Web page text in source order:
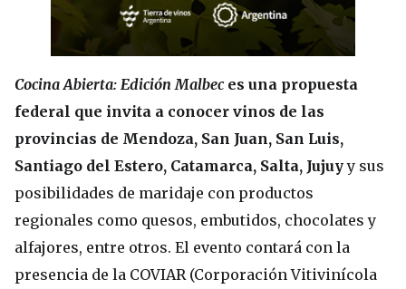
Cocina Abierta: Edición Malbeces una propuesta
federal que invita a conocer vinos de las
provincias de Mendoza, San Juan, San Luis,
Santiago del Estero, Catamarca, Salta, Jujuyy sus
posibilidades de maridaje con productos
regionales como quesos, embutidos, chocolates y
alfajores, entre otros. El evento contará con la
presencia de la COVIAR (Corporación Vitivinícola